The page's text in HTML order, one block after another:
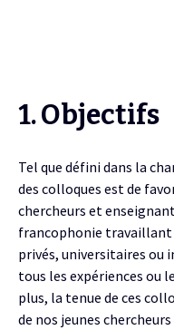
1. Objectifs
Tel que défini dans la
des colloques est de
chercheurs et
francophonie travaillant
privés, universitaires ou
tous les expériences ou
plus, la tenue de ces
de nos jeunes